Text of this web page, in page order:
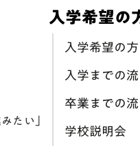
たい」
入学希望の
入学希望の方
入学までの
卒業までの
学校説明会